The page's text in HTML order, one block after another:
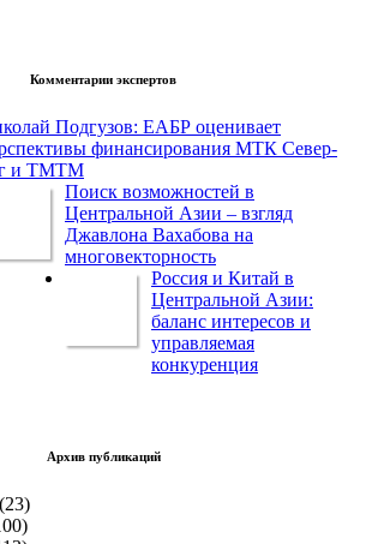
Комментарии экспертов
Подгузов: ЕАБР оценивает
финансирования МТК Север-
и ТМТМ
Поиск возможностей в
Центральной Азии – взгляд
Джавлона Вахабова на
многовекторность
Россия и Китай в
Центральной Азии:
баланс интересов и
управляемая
конкуренция
Архив публикаций
(23)